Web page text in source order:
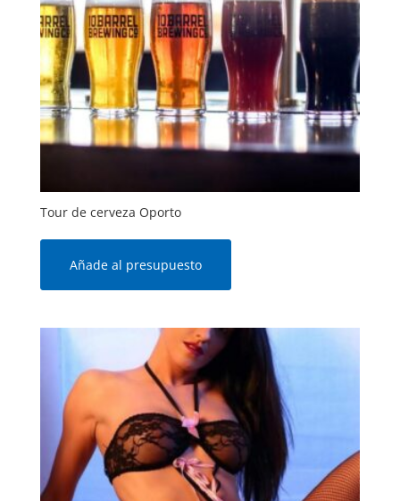
Tour de cerveza Oporto
Añade al presupuesto